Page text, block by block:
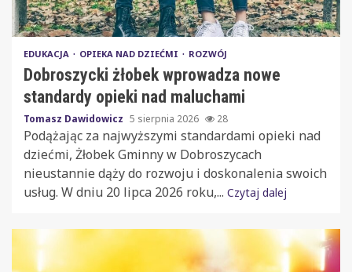
EDUKACJA OPIEKA NAD DZIEĆMI ROZWÓJ
Dobroszycki żłobek wprowadza nowe
standardy opieki nad maluchami
Tomasz Dawidowicz 5 sierpnia 2026 28
Podążając za najwyższymi standardami opieki nad
dziećmi, Żłobek Gminny w Dobroszycach
nieustannie dąży do rozwoju i doskonalenia swoich
usług. W dniu 20 lipca 2026 roku,... Czytaj dalej